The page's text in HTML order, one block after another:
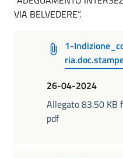
VIA BELVEDERE”.
1-
26-04-2024
Allegato 83.50 KB
pdf